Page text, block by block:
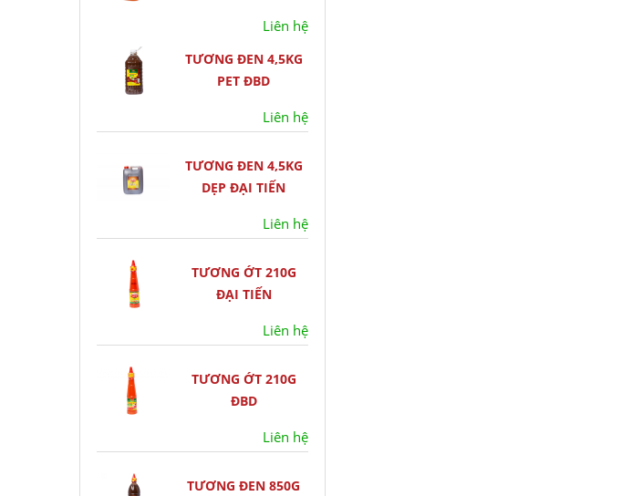
Liên hệ
TƯƠNG ĐEN 4,5KG
PET ĐBD
Liên hệ
TƯƠNG ĐEN 4,5KG
DẸP ĐẠI TIẾN
Liên hệ
TƯƠNG ỚT 210G
ĐẠI TIẾN
Liên hệ
TƯƠNG ỚT 210G
ĐBD
Liên hệ
TƯƠNG ĐEN 850G